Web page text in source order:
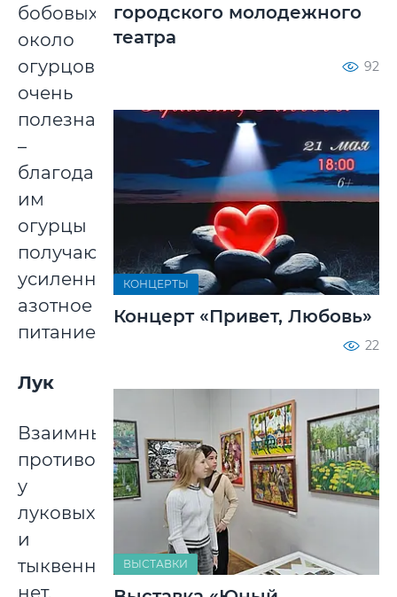
бобовых
около
огурцов
очень
полезна
–
благодаря
им
огурцы
получают
усиленное
азотное
питание.
Лук
Взаимных
противоречий
у
луковых
и
тыквенных
нет.
городского молодежного
театра
92
КОНЦЕРТЫ
Концерт «Привет, Любовь»
22
ВЫСТАВКИ